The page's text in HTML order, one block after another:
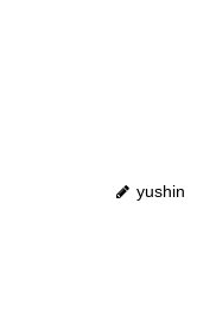
yushin